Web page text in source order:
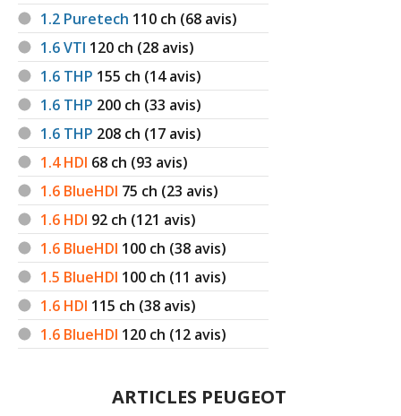
1.2 Puretech 110 ch (68 avis)
1.6 VTI 120 ch (28 avis)
1.6 THP 155 ch (14 avis)
1.6 THP 200 ch (33 avis)
1.6 THP 208 ch (17 avis)
1.4 HDI 68 ch (93 avis)
1.6 BlueHDI 75 ch (23 avis)
1.6 HDI 92 ch (121 avis)
1.6 BlueHDI 100 ch (38 avis)
1.5 BlueHDI 100 ch (11 avis)
1.6 HDI 115 ch (38 avis)
1.6 BlueHDI 120 ch (12 avis)
ARTICLES PEUGEOT